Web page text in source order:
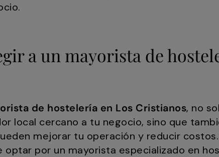
a un mayorista de
de hostelería en Los Cristianos, no
local cercano a tu negocio, sino que
mejorar tu operación y reducir
optar por un mayorista especializado en